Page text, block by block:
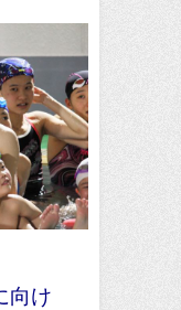
向け